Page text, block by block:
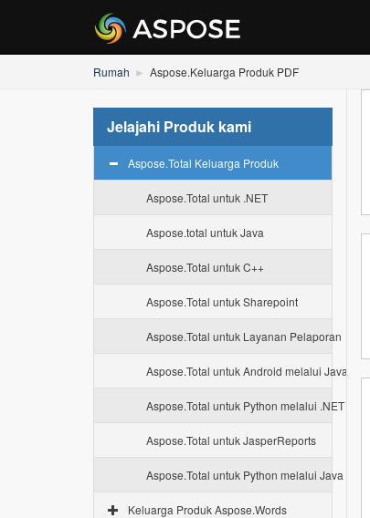
Rumah Aspose.Keluarga Produk PDF
Jelajahi Produk kami
Aspose.Total Keluarga Produk
Aspose.Total untuk .NET
Aspose.total untuk Java
Aspose.Total untuk C++
Aspose.Total untuk Sharepoint
Aspose.Total untuk Layanan Pelaporan
Aspose.Total untuk Android melalui Java
Aspose.Total untuk Python melalui .NET
Aspose.Total untuk JasperReports
Aspose.Total untuk Python melalui Java
Keluarga Produk Aspose.Words